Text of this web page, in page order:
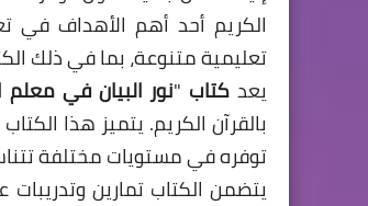
الكريم أحد أهم الأهداف في
تعليمية متنوعة، بما في ذلك
يعد كتاب "نور البيان في معلم
بالقرآن الكريم. يتميز هذا
توفره في مستويات مختلفة
يتضمن الكتاب تمارين